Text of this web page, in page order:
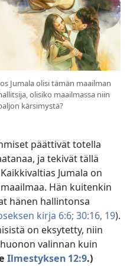
Jumala olisi tämän maailman
olisiko maailmassa niin
kärsimystä?
päättivät totella
ja tekivät tällä
Jumala on
Hän kuitenkin
hänen hallintonsa
kirja 6:6; 30:16, 19).
on eksytetty, niin
valinnan kuin
Ilmestyksen 12:9.)